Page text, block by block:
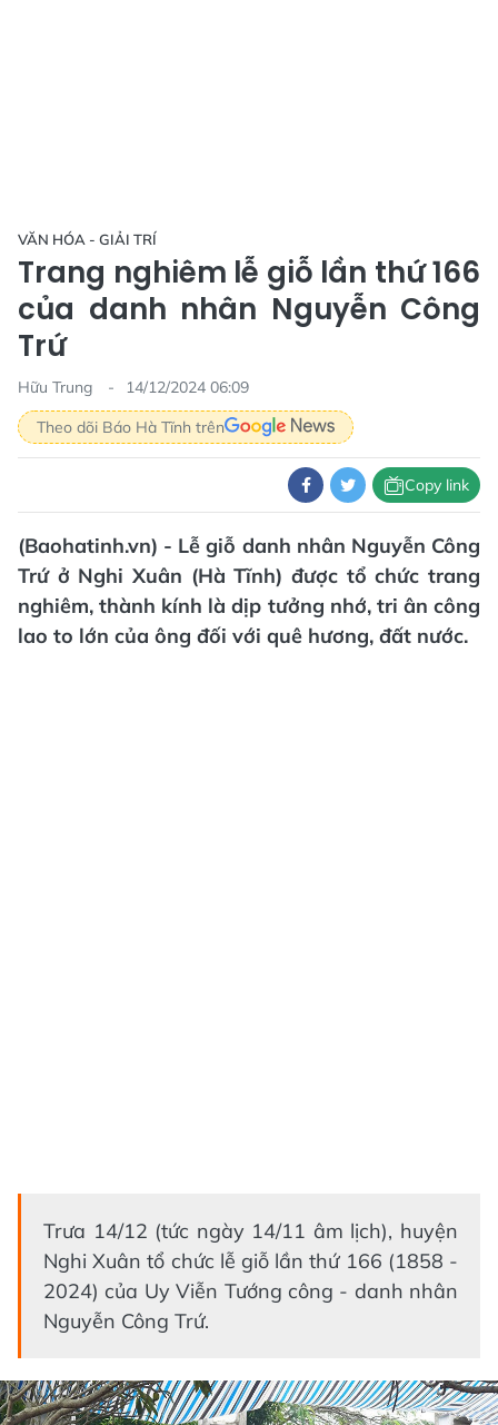
VĂN HÓA - GIẢI TRÍ
Trang nghiêm lễ giỗ lần thứ 166
của danh nhân Nguyễn Công
Trứ
Hữu Trung
14/12/2024 06:09
Theo dõi Báo Hà Tĩnh trên
Copy link
(Baohatinh.vn) - Lễ giỗ danh nhân Nguyễn Công
Trứ ở Nghi Xuân (Hà Tĩnh) được tổ chức trang
nghiêm, thành kính là dịp tưởng nhớ, tri ân công
lao to lớn của ông đối với quê hương, đất nước.
Trưa 14/12 (tức ngày 14/11 âm lịch), huyện
Nghi Xuân tổ chức lễ giỗ lần thứ 166 (1858 -
2024) của Uy Viễn Tướng công - danh nhân
Nguyễn Công Trứ.